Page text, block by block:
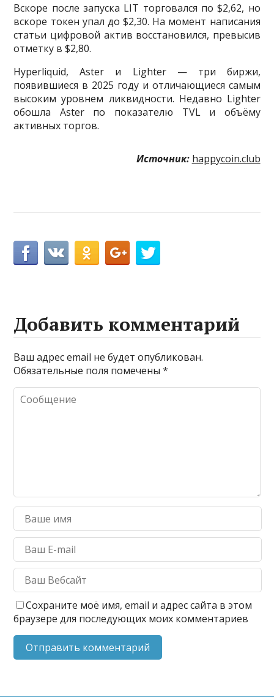
Вскоре после запуска LIT торговался по $2,62, но
вскоре токен упал до $2,30. На момент написания
статьи цифровой актив восстановился, превысив
отметку в $2,80.
Hyperliquid, Aster и Lighter — три биржи,
появившиеся в 2025 году и отличающиеся самым
высоким уровнем ликвидности. Недавно Lighter
обошла Aster по показателю TVL и объёму
активных торгов.
Источник: happycoin.club
Добавить комментарий
Ваш адрес email не будет опубликован.
Обязательные поля помечены*
Сохраните моё имя, email и адрес сайта в этом
браузере для последующих моих комментариев